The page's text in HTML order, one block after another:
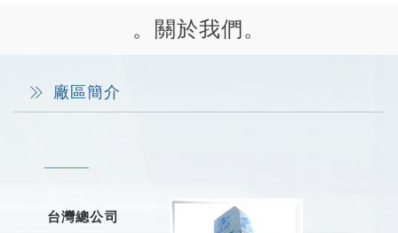
。關於我們。
廠區簡介
台灣總公司